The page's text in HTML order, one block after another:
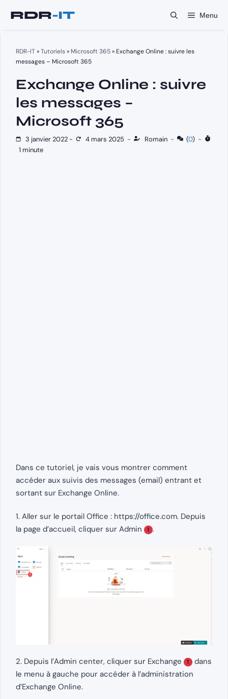
Menu
RDR-IT»Tutoriels» Microsoft 365» Exchange Online : suivre les
messages – Microsoft 365
Exchange Online : suivre
les messages –
Microsoft 365
3 janvier 2022 - 4 mars 2025 - Romain - (0) -
1 minute
Dans ce tutoriel, je vais vous montrer comment
accéder aux suivis des messages (email) entrant et
sortant sur Exchange Online.
1. Aller sur le portail Office : https://office.com. Depuis
la page d’accueil, cliquer sur Admin
1 .
2. Depuis l’Admin center, cliquer sur Exchange 1 dans
le menu à gauche pour accéder à l’administration
d’Exchange Online.